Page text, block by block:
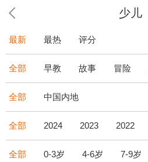
少儿
最新 最热 评分
全部 早教 故事 冒险
全部 中国内地
全部 2024 2023 2022
全部 0-3岁 4-6岁 7-9岁